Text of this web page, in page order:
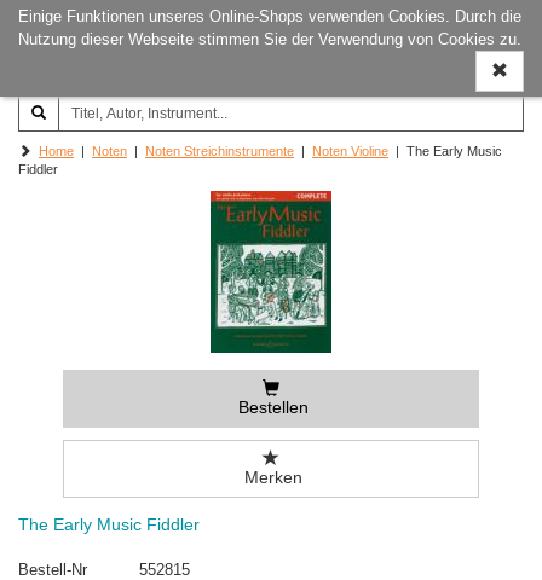
Einige Funktionen unseres Online-Shops verwenden Cookies. Durch die
Nutzung dieser Webseite stimmen Sie der Verwendung von Cookies zu.
ein-/
Joachim‐Trekel‐Musikverlag,
Hamburg
Home | Noten | Noten Streichinstrumente | Noten Violine | The Early Music
Fiddler
Bestellen
Merken
The Early Music Fiddler
Bestell-Nr
552815